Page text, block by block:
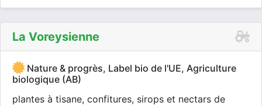
La Voreysienne
Nature & progrès, Label bio de l'UE, Agriculture
biologique (AB)
plantes à tisane, confitures, sirops et nectars de